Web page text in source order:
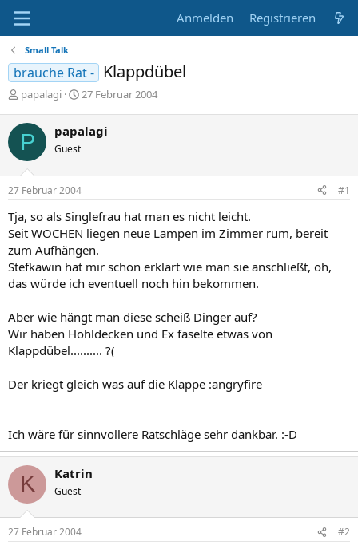
Anmelden Registrieren
Small Talk
brauche Rat - Klappdübel
E
s
t
e
l
l
e
papalagi
E
t
l
t
m
27 Februar 2004
P papalagi
Guest
27 Februar 2004 #1
Tja, so als Singlefrau hat man es nicht leicht.
Seit WOCHEN liegen neue Lampen im Zimmer rum, bereit
zum Aufhängen.
Stefkawin hat mir schon erklärt wie man sie anschließt, oh,
das würde ich eventuell noch hin bekommen.
Aber wie hängt man diese scheiß Dinger auf?
Wir haben Hohldecken und Ex faselte etwas von
Klappdübel.......... ?(
Der kriegt gleich was auf die Klappe :angryfire
Ich wäre für sinnvollere Ratschläge sehr dankbar. :-D
K Katrin
Guest
27 Februar 2004 #2